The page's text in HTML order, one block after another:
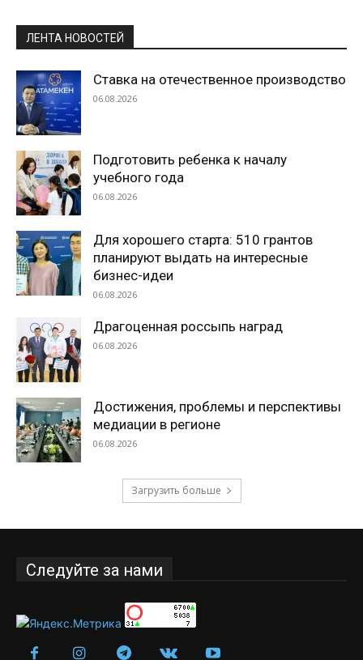
ЛЕНТА НОВОСТЕЙ
Ставка на отечественное производство
06.08.2026
Подготовить ребенка к началу
учебного года
06.08.2026
Для хорошего старта: 510 грантов
планируют выдать на интересные
бизнес-идеи
06.08.2026
Драгоценная россыпь наград
06.08.2026
Достижения, проблемы и перспективы
медиации в регионе
06.08.2026
Загрузить больше
Следуйте за нами